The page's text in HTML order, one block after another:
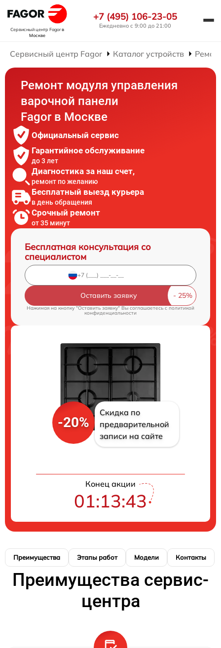
Сервисный центр Fagorв
Москве
+7 (495) 106-23-05
Ежедневно с 9:00 до 21:00
Сервисный центр Fagor Каталог устройств
Ремонт модуля управления
варочной панели
Fagor в Москве
Официальный сервис
Гарантийное обслуживание
до 3 лет
Диагностика за наш счет,
ремонт по желанию
Бесплатный выезд курьера
в день обращения
Срочный ремонт
от 35 минут
Бесплатная консультация со
специалистом
Оставить заявку
Нажимая на кнопку "Оставить заявку" Вы соглашаетесь cполитикой
конфиденциальности
-20%
Скидка по
предварительной
записи на сайте
Конец акции
01:13:42
Преимущества Этапы работ Модели Контакты
Преимущества сервис-
центра